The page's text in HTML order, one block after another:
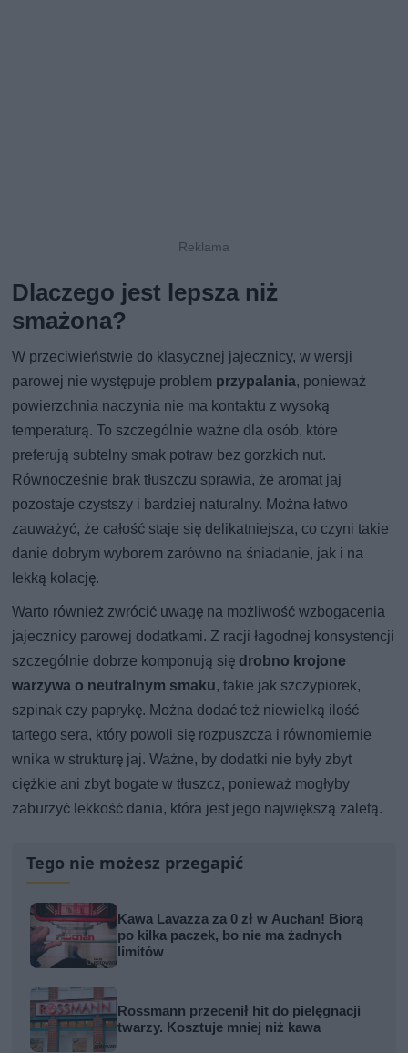
Dlaczego jest lepsza niż
smażona?
W przeciwieństwie do klasycznej jajecznicy, w wersji
parowej nie występuje problem przypalania, ponieważ
powierzchnia naczynia nie ma kontaktu z wysoką
temperaturą. To szczególnie ważne dla osób, które
preferują subtelny smak potraw bez gorzkich nut.
Równocześnie brak tłuszczu sprawia, że aromat jaj
pozostaje czystszy i bardziej naturalny. Można łatwo
zauważyć, że całość staje się delikatniejsza, co czyni takie
danie dobrym wyborem zarówno na śniadanie, jak i na
lekką kolację.
Warto również zwrócić uwagę na możliwość wzbogacenia
jajecznicy parowej dodatkami. Z racji łagodnej konsystencji
szczególnie dobrze komponują się drobno krojone
warzywa o neutralnym smaku, takie jak szczypiorek,
szpinak czy paprykę. Można dodać też niewielką ilość
tartego sera, który powoli się rozpuszcza i równomiernie
wnika w strukturę jaj. Ważne, by dodatki nie były zbyt
ciężkie ani zbyt bogate w tłuszcz, ponieważ mogłyby
zaburzyć lekkość dania, która jest jego największą zaletą.
Tego nie możesz przegapić
Kawa Lavazza za 0 zł w Auchan! Biorą
po kilka paczek, bo nie ma żadnych
limitów
Rossmann przecenił hit do pielęgnacji
twarzy. Kosztuje mniej niż kawa